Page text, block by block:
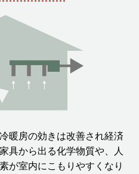
暖房の効きは改善され経済
具から出る化学物質や、人
が室内にこもりやすくなり